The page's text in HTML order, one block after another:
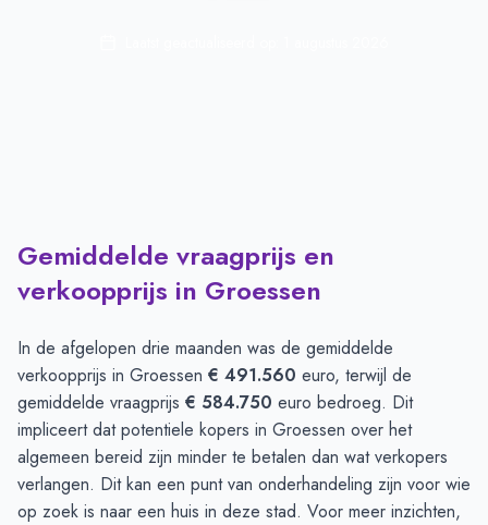
Gemiddelde vraagprijs en
verkoopprijs in Groessen
In de afgelopen drie maanden was de gemiddelde
verkoopprijs in Groessen € 491.560 euro, terwijl de
gemiddelde vraagprijs € 584.750 euro bedroeg. Dit
impliceert dat potentiele kopers in Groessen over het
algemeen bereid zijn minder te betalen dan wat verkopers
verlangen. Dit kan een punt van onderhandeling zijn voor wie
op zoek is naar een huis in deze stad. Voor meer inzichten,